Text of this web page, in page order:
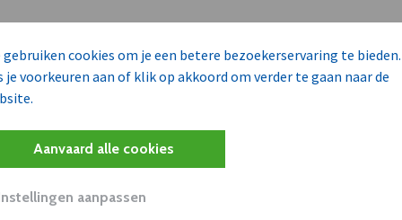
gebruiken cookies om je een betere bezoekerservaring te bieden.
je voorkeuren aan of klik op akkoord om verder te gaan naar de
Aanvaard alle cookies
aanpassen
14 commerciële
aan dit bedrijf verkopen?
klant worden van deze onderneming?